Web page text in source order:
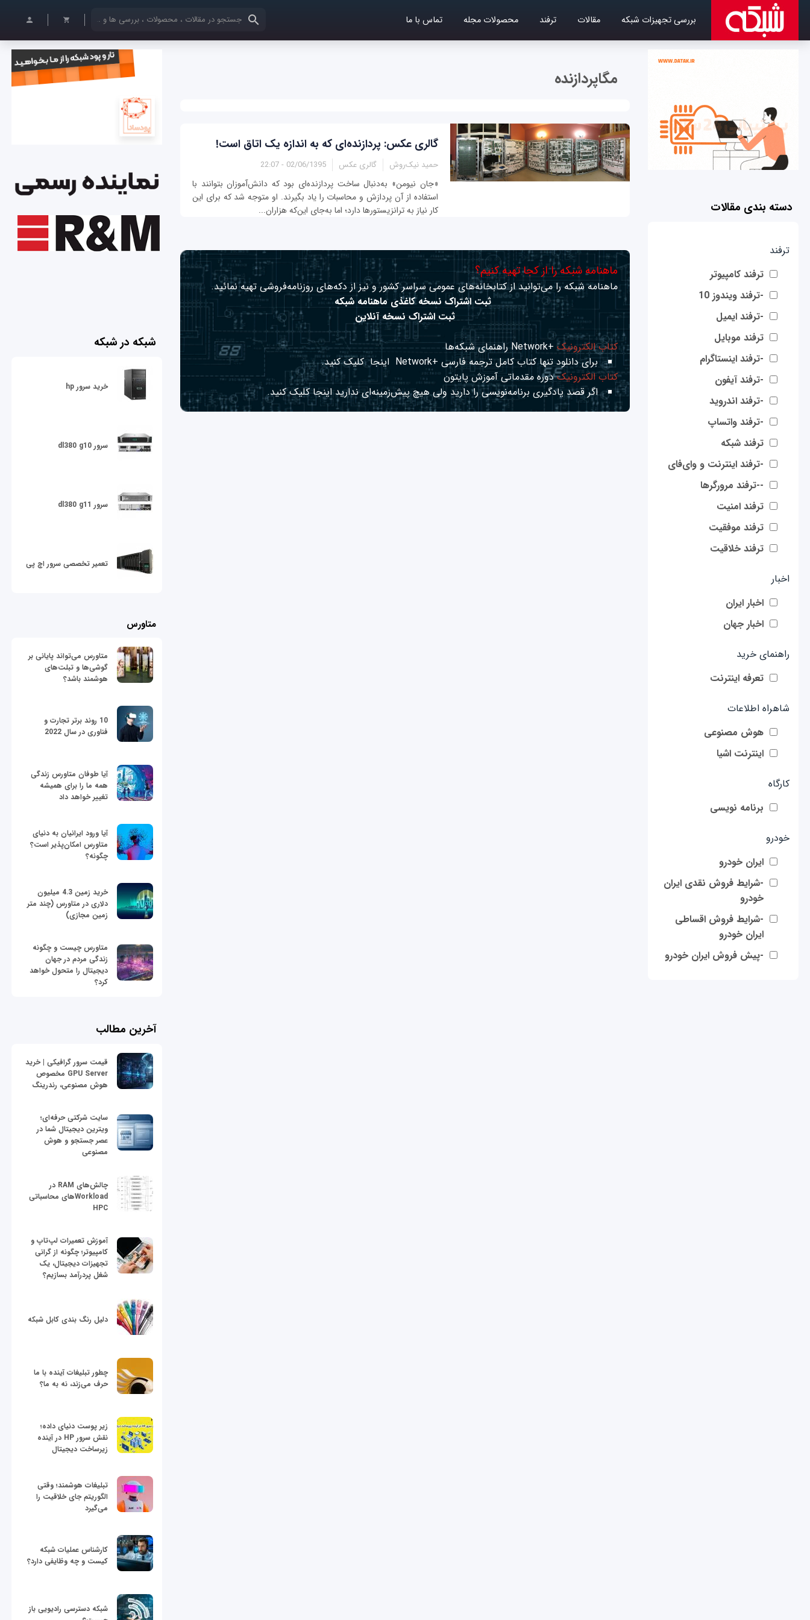
بررسی تجهیزات شبکه مقالات ترفند محصولات مجله تماس با ما کلمات کلیدی خود را وارد کنید
دسته بندی مقالات
ترفند
ترفند کامپیوتر
-ترفند ویندوز 10
-ترفند ایمیل
ترفند موبایل
-ترفند اینستاگرام
-ترفند آیفون
-ترفند اندروید
-ترفند واتساپ
ترفند شبکه
-ترفند اینترنت و وای‌فای
--ترفند مرورگرها
ترفند امنیت
ترفند موفقیت
ترفند خلاقیت
اخبار
اخبار ایران
اخبار جهان
راهنمای خرید
تعرفه اینترنت
شاهراه اطلاعات
هوش مصنوعی
اینترنت اشیا
کارگاه
برنامه نویسی
خودرو
ایران خودرو
-شرایط فروش نقدی ایران
خودرو
-شرایط فروش اقساطی
ایران خودرو
-پیش فروش ایران خودرو
مگاپردازنده
گالری عکس: پردازنده‌ای که به اندازه یک اتاق است!
حمید نیک‌روش گالری عکس 02/06/1395 - 22:07
«جان نیومن» به‌دنبال ساخت پردازنده‌ای بود که دانش‌آموزان بتوانند با
استفاده از آن پردازش و محاسبات را یاد بگیرند. او متوجه شد که برای این‌
کار نیاز به ترانزیستورها دارد؛ اما به‌جای این‌که هزاران...
ماهنامه شبکه را از کجا تهیه کنیم؟
ماهنامه شبکه را می‌توانید از کتابخانه‌های عمومی سراسر کشور و نیز از دکه‌های روزنامه‌فروشی تهیه نمائید.
ثبت اشتراک نسخه کاغذی ماهنامه شبکه
ثبت اشتراک نسخه آنلاین
کتاب الکترونیک +Network راهنمای شبکه‌ها
برای دانلود تنها کتاب کامل ترجمه فارسی +Network
اینجا کلیک کنید.
کتاب الکترونیکدوره مقدماتی آموزش پایتون
اگر قصد یادگیری برنامه‌نویسی را دارید ولی هیچ پیش‌زمینه‌ای نداریداینجا کلیک کنید.
شبکه در شبکه
خرید سرور hp
سرور dl380 g10
سرور dl380 g11
تعمیر تخصصی سرور اچ پی
متاورس
متاورس می‌تواند پایانی بر
گوشی‌ها و تبلت‌های
هوشمند باشد؟
10 روند برتر تجارت و
فناوری در سال 2022
آیا طوفان متاورس زندگی
همه ما را برای همیشه
تغییر خواهد داد
آیا ورود ایرانیان به دنیای
متاورس امکان‌پذیر است؟
چگونه؟
خرید زمین 4.3 میلیون
دلاری در متاورس (چند متر
زمین مجازی)
متاورس چیست و چگونه
زندگی مردم در جهان
دیجیتال را متحول خواهد
کرد؟
آخرین مطالب
قیمت سرور گرافیکی | خرید
GPU Server مخصوص
هوش مصنوعی، رندرینگ
سایت شرکتی حرفه‌ای؛
ویترین دیجیتال شما در
عصر جستجو و هوش
مصنوعی
چالش‌های RAM در
Workloadهای محاسباتی
HPC
آموزش تعمیرات لپ‌تاپ و
کامپیوتر؛ چگونه از گرانی
تجهیزات دیجیتال، یک
شغل پردرآمد بسازیم؟
دلیل رنگ بندی کابل شبکه
چطور تبلیغات آینده با ما
حرف می‌زند، نه به ما؟
زیر پوست دنیای داده؛
نقش سرور HP در آینده
زیرساخت دیجیتال
تبلیغات هوشمند؛ وقتی
الگوریتم جای خلاقیت را
می‌گیرد
کارشناس عملیات شبکه
کیست و چه وظایفی دارد؟
شبکه دسترسی رادیویی باز